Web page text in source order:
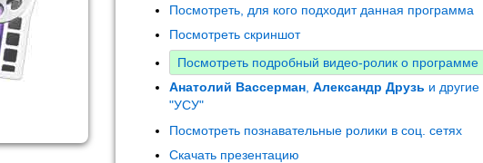
Посмотреть, для кого подходит данная программа
Посмотреть скриншот
Посмотреть подробный видео-ролик о программе
Анатолий Вассерман, Александр Друзь и
"УСУ"
Посмотреть познавательные ролики в соц. сетях
Скачать презентацию